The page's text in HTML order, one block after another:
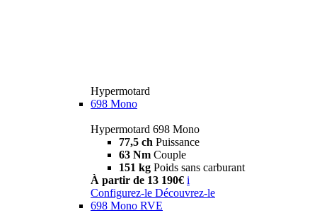
Hypermotard
698 Mono
Hypermotard 698 Mono
77,5 ch Puissance
63 Nm Couple
151 kg Poids sans carburant
À partir de 13 190€ i
Configurez-le Découvrez-le
698 Mono RVE